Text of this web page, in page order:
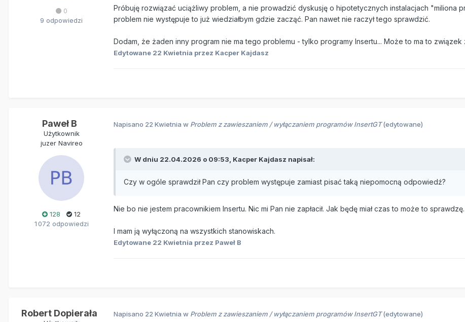
0
9 odpowiedzi
Próbuję rozwiązać uciążliwy problem, a nie prowadzić dyskusję o hipotetycznych instalacjach "miliona
problem nie występuje to już wiedziałbym gdzie zacząć. Pan nawet nie raczył tego sprawdzić.
Dodam, że żaden inny program nie ma tego problemu - tylko programy Insertu... Może to ma to związek
Edytowane 22 Kwietnia przez Kacper Kajdasz
Paweł B
Użytkownik
juzer Navireo
128
12
1 072 odpowiedzi
Napisano 22 Kwietnia w Problem z zawieszaniem / wyłączaniem programów InsertGT (edytowane)
W dniu 22.04.2026 o 09:53, Kacper Kajdasz napisał:
Czy w ogóle sprawdził Pan czy problem występuje zamiast pisać taką niepomocną odpowiedź?
Nie bo nie jestem pracownikiem Insertu. Nic mi Pan nie zapłacił. Jak będę miał czas to może to
I mam ją wyłączoną na wszystkich stanowiskach.
Edytowane 22 Kwietnia przez Paweł B
Robert Dopierała Napisano 22 Kwietnia w Problem z zawieszaniem / wyłączaniem programów InsertGT (edytowane)